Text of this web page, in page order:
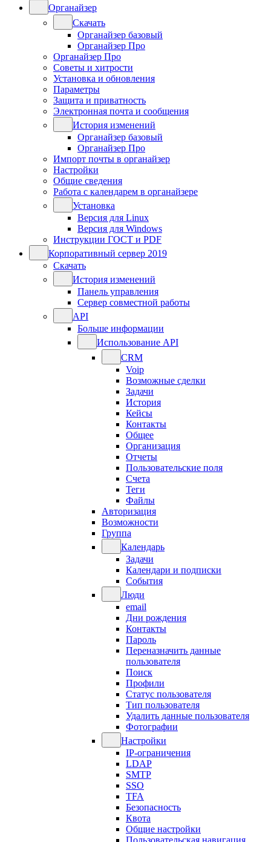
Органайзер
Скачать
Органайзер базовый
Органайзер Про
Органайзер Про
Советы и хитрости
Установка и обновления
Параметры
Защита и приватность
Электронная почта и сообщения
История изменений
Органайзер базовый
Органайзер Про
Импорт почты в органайзер
Настройки
Общие сведения
Работа с календарем в органайзере
Установка
Версия для Linux
Версия для Windows
Инструкции ГОСТ и PDF
Корпоративный сервер 2019
Скачать
История изменений
Панель управления
Сервер совместной работы
API
Больше информации
Использование API
CRM
Voip
Возможные сделки
Задачи
История
Кейсы
Контакты
Общее
Организация
Отчеты
Пользовательские поля
Счета
Теги
Файлы
Авторизация
Возможности
Группа
Календарь
Задачи
Календари и подписки
События
Люди
email
Дни рождения
Контакты
Пароль
Переназначить данные
пользователя
Поиск
Профили
Статус пользователя
Тип пользователя
Удалить данные пользователя
Фотографии
Настройки
IP-ограничения
LDAP
SMTP
SSO
TFA
Безопасность
Квота
Общие настройки
Пользовательская навигация